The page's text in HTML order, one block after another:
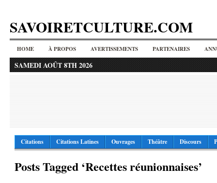
SAVOIRETCULTURE.COM
HOME À PROPOS AVERTISSEMENTS PARTENAIRES
SAMEDI AOÛT 8TH 2026
Citations Citations Latines Ouvrages Théâtre Discours
Posts Tagged ‘Recettes réunionnaises’